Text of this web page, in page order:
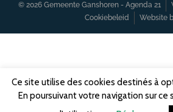
© 2026 Gemeente Ganshoren - Agenda 21
Cookiebeleid
Website
Ce site utilise des cookies destinés à
En poursuivant votre navigation sur